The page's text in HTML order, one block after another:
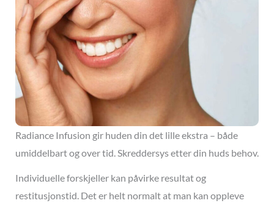
Radiance Infusion gir huden din det lille ekstra – både
umiddelbart og over tid. Skreddersys etter din huds behov.
Individuelle forskjeller kan påvirke resultat og
restitusjonstid. Det er helt normalt at man kan oppleve